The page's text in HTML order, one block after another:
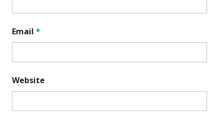
Email *
Website